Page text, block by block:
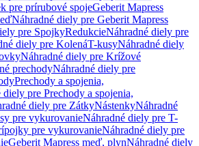
pre prírubové spojeGeberit Mapress
Náhradné diely pre Geberit Mapress
pre SpojkyRedukcieNáhradné diely pre
diely pre KolenáT-kusyNáhradné diely
Náhradné diely pre Krížové
prechodyNáhradné diely pre
Prechody a spojenia,
diely pre Prechody a spojenia,
diely pre ZátkyNástenkyNáhradné
pre vykurovanieNáhradné diely pre T-
pre vykurovanieNáhradné diely pre
Geberit Mapress meď, plynNáhradné diely